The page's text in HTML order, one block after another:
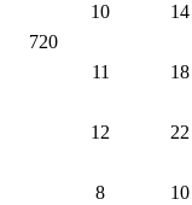
720
10 14
11 18
12 22
8 10